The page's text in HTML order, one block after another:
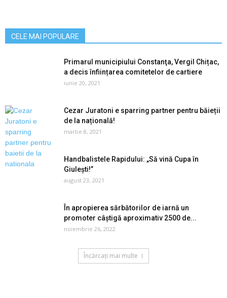
CELE MAI POPULARE
Primarul municipiului Constanţa, Vergil Chițac,
a decis înființarea comitetelor de cartiere
iunie 20, 2021
Cezar Juratoni e sparring partner pentru băieții
de la națională!
martie 8, 2021
Handbalistele Rapidului: „Să vină Cupa în
Giulești!”
august 23, 2021
În apropierea sărbătorilor de iarnă un
promoter câștigă aproximativ 2500 de...
noiembrie 26, 2022
Încărcați mai multe